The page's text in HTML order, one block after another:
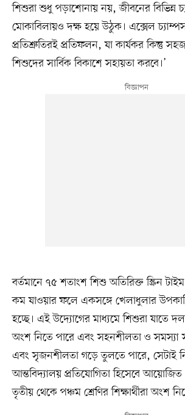
শিশুরা শুধু পড়াশোনায় নয়, জীবনের বিভিন্ন
মোকাবিলায়ও দক্ষ হয়ে উঠুক। এক্সেল
প্রতিশ্রুতিরই প্রতিফলন, যা কার্যকর কিন্তু
শিশুদের সার্বিক বিকাশে সহায়তা করবে।’
বর্তমানে ৭৫ শতাংশ শিশু অতিরিক্ত স্ক্রিন
কম যাওয়ার ফলে একসঙ্গে খেলাধুলার
হচ্ছে। এই উদ্যোগের মাধ্যমে শিশুরা যাতে
অংশ নিতে পারে এবং সহনশীলতা ও সমস্যা
এবং সৃজনশীলতা গড়ে তুলতে পারে, সেটাই
আন্তবিদ্যালয় প্রতিযোগিতা হিসেবে আয়োজিত
তৃতীয় থেকে পঞ্চম শ্রেণির শিক্ষার্থীরা অংশ